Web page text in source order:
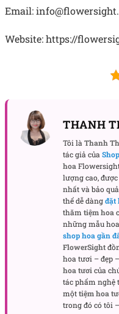
Email:
Website: https://
THANH
Tôi là Thanh
tác giả của
hoa
lượng cao,
nhất và bảo
thể dễ dàngđặt
thăm tiệm hoa
những mẫu
shop hoa gần
FlowerSight
hoa tươi – đẹp
hoa tươi của
tác phẩm nghệ
mộttiệm hoa
trong đó có tôi –